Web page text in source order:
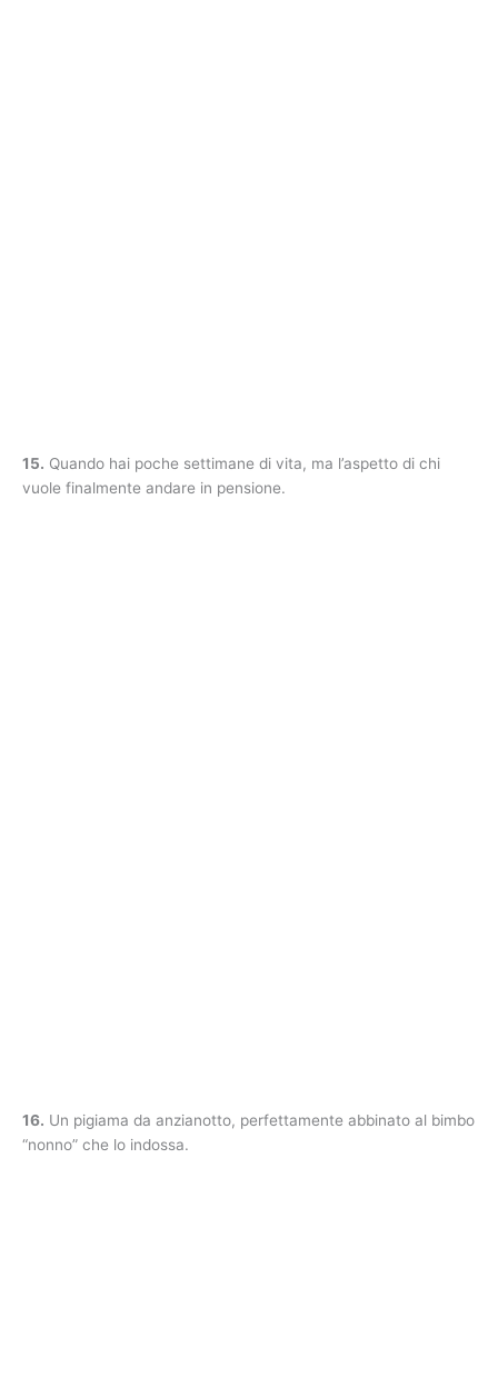
15. Quando hai poche settimane di vita, ma l’aspetto di chi
vuole finalmente andare in pensione.
16. Un pigiama da anzianotto, perfettamente abbinato al bimbo
“nonno” che lo indossa.